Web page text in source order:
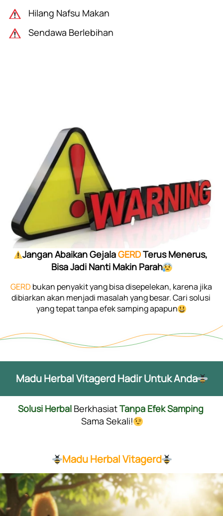
Hilang Nafsu Makan
Sendawa Berlebihan
Jangan Abaikan Gejala GERD Terus Menerus,
Bisa Jadi Nanti Makin Parah
GERD bukan penyakit yang bisa disepelekan, karena jika
dibiarkan akan menjadi masalah yang besar. Cari solusi
yang tepat tanpa efek samping apapun
Madu Herbal Vitagerd Hadir Untuk Anda
Solusi Herbal Berkhasiat Tanpa Efek Samping
Sama Sekali!
Madu Herbal Vitagerd